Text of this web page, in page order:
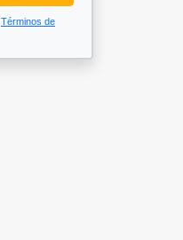
Términos de